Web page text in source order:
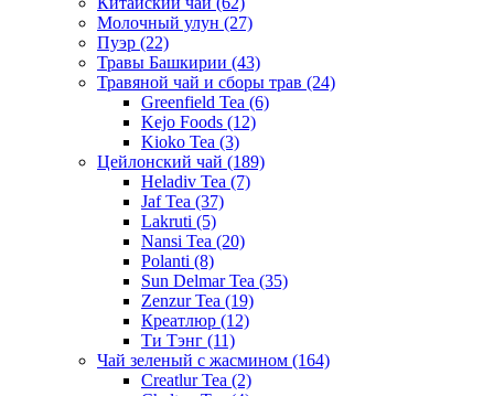
Молочный улун (27)
Пуэр (22)
Травы Башкирии (43)
Травяной чай и сборы трав (24)
Greenfield Tea (6)
Kejo Foods (12)
Kioko Tea (3)
Цейлонский чай (189)
Heladiv Tea (7)
Jaf Tea (37)
Lakruti (5)
Nansi Tea (20)
Polanti (8)
Sun Delmar Tea (35)
Zenzur Tea (19)
Креатлюр (12)
Ти Тэнг (11)
Чай зеленый с жасмином (164)
Creatlur Tea (2)